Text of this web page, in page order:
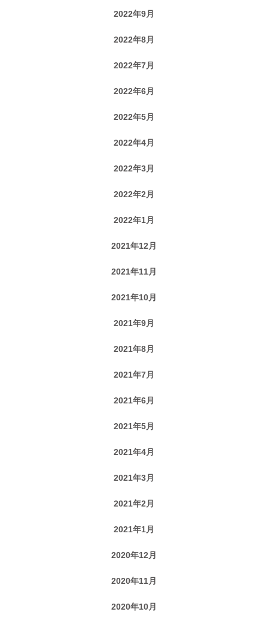
2022年9月
2022年8月
2022年7月
2022年6月
2022年5月
2022年4月
2022年3月
2022年2月
2022年1月
2021年12月
2021年11月
2021年10月
2021年9月
2021年8月
2021年7月
2021年6月
2021年5月
2021年4月
2021年3月
2021年2月
2021年1月
2020年12月
2020年11月
2020年10月